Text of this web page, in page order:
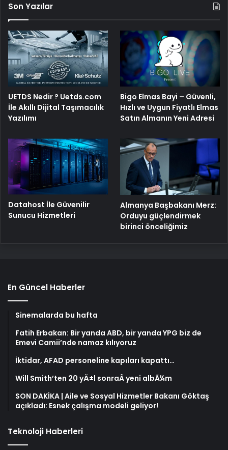
Son Yazılar
UETDS Nedir ? Uetds.com
İle Akıllı Dijital Taşımacılık
Yazılımı
Bigo Elmas Bayi – Güvenli,
Hızlı ve Uygun Fiyatlı Elmas
Satın Almanın Yeni Adresi
Datahost İle Güvenilir
Sunucu Hizmetleri
Almanya Başbakanı Merz:
Orduyu güçlendirmek
birinci önceliğimiz
En Güncel Haberler
Sinemalarda bu hafta
Fatih Erbakan: Bir yanda ABD, bir yanda YPG biz de
Emevi Camii’nde namaz kılıyoruz
İktidar, AFAD personeline kapıları kapattı…
Will Smith’ten 20 yÄ±l sonraÂ yeni albÃ¼m
SON DAKİKA | Aile ve Sosyal Hizmetler Bakanı Göktaş
açıkladı: Esnek çalışma modeli geliyor!
Teknoloji Haberleri